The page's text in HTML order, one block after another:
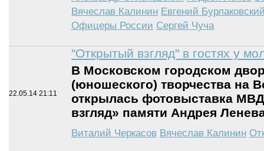
Вячеслав Калинин Евгений
Офицеры России Сергей Чуча
22.05.14 21:11
"Открытый взгляд" в гостях у
В Московском городском
(юношеского) творчества на
открылась фотовыставка
взгляд» памяти Андрея
Виталий Черкасов Вячеслав Калинин